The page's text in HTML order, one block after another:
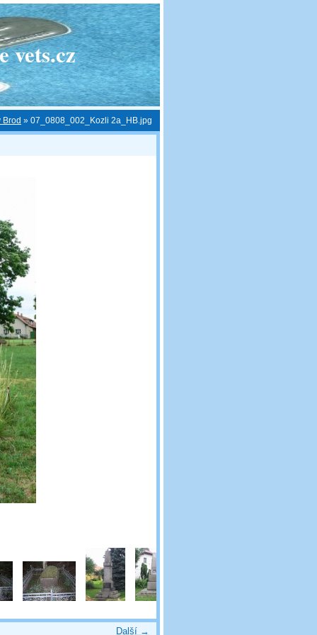
vets.cz
Brod » 07_0808_002_Kozli 2a_HB.jpg
Další →